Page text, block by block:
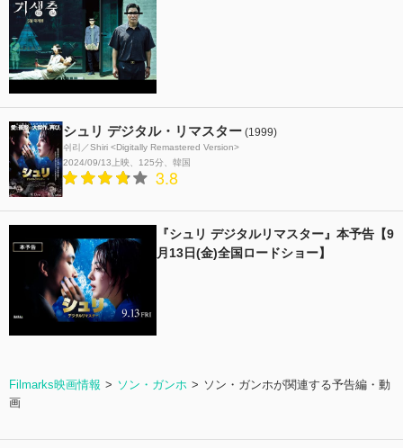
シュリ デジタル・リマスター (1999)
쉬리／Shiri <Digitally Remastered Version>
2024/09/13上映
125分 韓国
3.8
『シュリ デジタルリマスター』本予告【9
月13日(金)全国ロードショー】
Filmarks映画情報 ソン・ガンホ
ソン・ガンホが関連する予告編・動
画